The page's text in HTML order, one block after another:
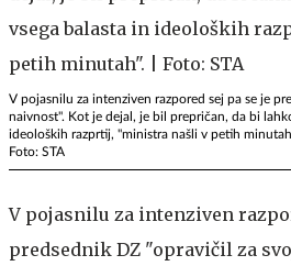
V pojasnilu za intenziven razpored sej pa se je
naivnost". Kot je dejal, je bil prepričan, da bi
ideoloških razprtij, "ministra našli v petih
Foto: STA
V pojasnilu za intenziven
predsednik DZ "opravičil za